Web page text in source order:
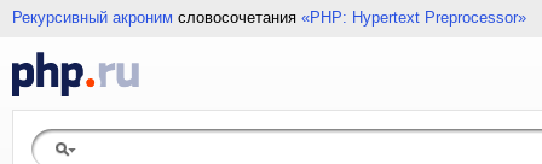
Рекурсивный акроним словосочетания «PHP: Hypertext Preprocessor»